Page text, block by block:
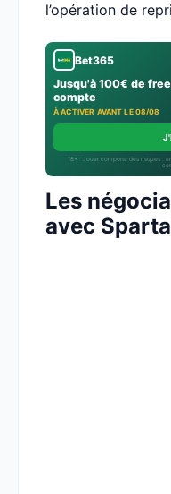
l’opération de
Bet365
Jusqu'à 100€ de
compte
À ACTIVER AVANT LE 08/08
18+ · Jouer comporte des risques :
Les
avec